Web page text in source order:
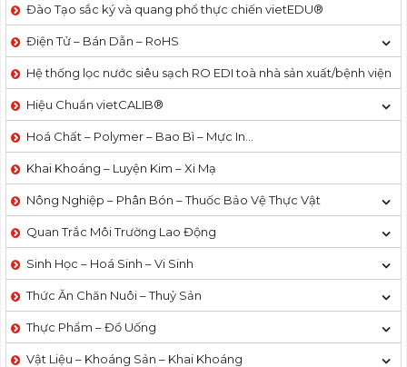
Đào Tạo sắc ký và quang phổ thực chiến vietEDU®
Điện Tử – Bán Dẫn – RoHS
Hệ thống lọc nước siêu sạch RO EDI​​ toà nhà sản xuất/bệnh viện
Hiệu Chuẩn vietCALIB®
Hoá Chất – Polymer – Bao Bì – Mực In…
Khai Khoáng – Luyện Kim – Xi Mạ
Nông Nghiệp – Phân Bón – Thuốc Bảo Vệ Thực Vật
Quan Trắc Môi Trường Lao Động
Sinh Học – Hoá Sinh – Vi Sinh
Thức Ăn Chăn Nuôi – Thuỷ Sản
Thực Phẩm – Đồ Uống
Vật Liệu – Khoáng Sản – Khai Khoáng